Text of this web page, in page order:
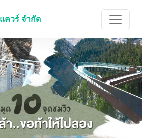
ควร์ จำกัด